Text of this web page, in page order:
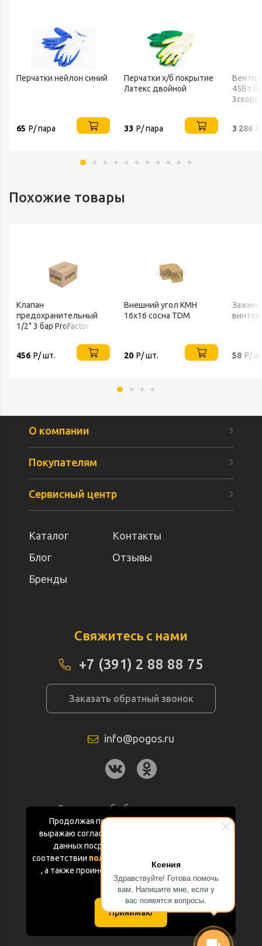
Ксения
Здравствуйте! Готова помочь
вам. Напишите мне, если у
вас появятся вопросы.
Перчатки нейлон синий
65 Р/ пара
Перчатки х/б покрытие
Латекс двойной
33 Р/ пара
45Вт
3 286
Похожие товары
Клапан
предохранительный
1/2" 3 бар ProFactor
456 Р/ шт.
Внешний угол КМН
16х16 сосна TDM
20 Р/ шт.
Зажим
58 Р/
Продолжая пользоваться данным сайтом
выражаю согласие на обработку персональных
данных посредством Яндекс.Метрика в
соответствии политикой конфиденциальности
, а также проинформирован об использовании
Cookie-файлов
Принимаю
О компании
Покупателям
Сервисный центр
Каталог
Контакты
Блог
Отзывы
Бренды
Свяжитесь с нами
+7 (391) 2 88 88 75
Заказать обратный звонок
info@pogos.ru
Согласие на обработку персональных
данных
Политика конфиденциальности
Документация
Карта сайта
(с) «POGOS.ru» 2010-2026 (ИП Чивчян М.Р.)